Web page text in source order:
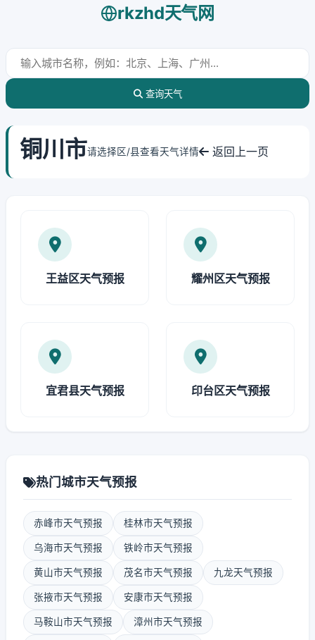
rkzhd天气网
查询天气
铜川市请选择区/县查看天气详情 返回上一页
王益区天气预报 耀州区天气预报
宜君县天气预报 印台区天气预报
热门城市天气预报
赤峰市天气预报 桂林市天气预报
乌海市天气预报 铁岭市天气预报
黄山市天气预报 茂名市天气预报 九龙天气预报
张掖市天气预报 安康市天气预报
马鞍山市天气预报 漳州市天气预报